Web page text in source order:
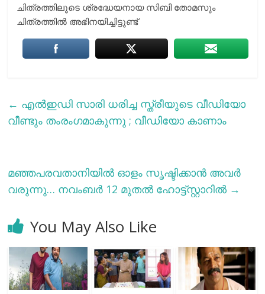
ചിത്രത്തിലൂടെ ശ്രദ്ധേയനായ സിബി തോമസും
ചിത്രത്തിൽ അഭിനയിച്ചിട്ടുണ്ട്
← എല്‍ഇഡി സാരി ധരിച്ച സ്ത്രീയുടെ വീഡിയോ
വീണ്ടും തംരംഗമാകുന്നു ; വീഡിയോ കാണാം
മഞ്ഞപരവതാനിയിൽ ഓളം സൃഷ്ടിക്കാൻ അവർ
വരുന്നു… നവംബർ 12 മുതൽ ഹോട്ട്സ്റ്റാറിൽ →
You May Also Like